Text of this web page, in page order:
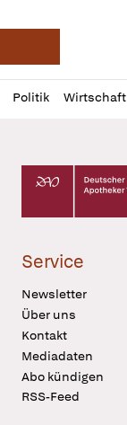
Deutsche
Politik Wirtschaft
Profil
öffnen
Daz
Pur
Deutscher
Service
Newsletter
Über uns
Kontakt
Mediadaten
Abo kündigen
RSS-Feed